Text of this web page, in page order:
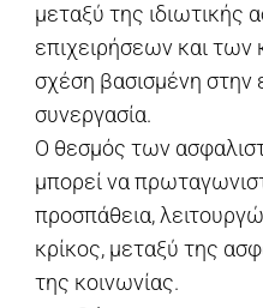
μεταξύ της ιδιωτικής
επιχειρήσεων και
σχέση βασισμένη στην
συνεργασία.
Ο θεσμός των
μπορεί να
προσπάθεια,
κρίκος, μεταξύ της
της κοινωνίας.